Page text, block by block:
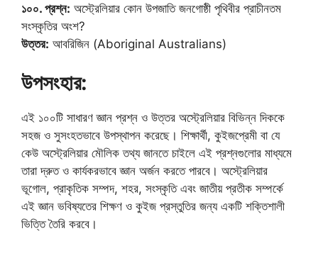
১০০. প্রশ্ন: অস্ট্রেলিয়ার কোন উপজাতি জনগোষ্ঠী পৃথিবীর প্রাচীনতম
সংস্কৃতির অংশ?
উত্তর: আবরিজিন (Aboriginal Australians)
উপসংহার:
এই ১০০টি সাধারণ জ্ঞান প্রশ্ন ও উত্তর অস্ট্রেলিয়ার বিভিন্ন দিককে
সহজ ও সুসংহতভাবে উপস্থাপন করেছে। শিক্ষার্থী, কুইজপ্রেমী বা যে
কেউ অস্ট্রেলিয়ার মৌলিক তথ্য জানতে চাইলে এই প্রশ্নগুলোর মাধ্যমে
তারা দ্রুত ও কার্যকরভাবে জ্ঞান অর্জন করতে পারবে। অস্ট্রেলিয়ার
ভূগোল, প্রাকৃতিক সম্পদ, শহর, সংস্কৃতি এবং জাতীয় প্রতীক সম্পর্কে
এই জ্ঞান ভবিষ্যতের শিক্ষণ ও কুইজ প্রস্তুতির জন্য একটি শক্তিশালী
ভিত্তি তৈরি করবে।